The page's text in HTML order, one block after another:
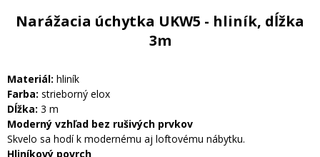
Narážacia úchytka UKW5 - hliník, dĺžka
3m
Materiál: hliník
Farba: strieborný elox
Dĺžka: 3 m
Moderný vzhľad bez rušivých prvkov
Skvelo sa hodí k modernému aj loftovému nábytku.
Hliníkový povrch